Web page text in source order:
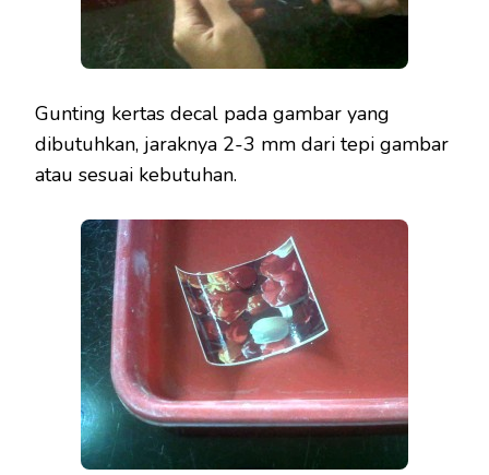
Gunting kertas decal pada gambar yang
dibutuhkan, jaraknya 2-3 mm dari tepi gambar
atau sesuai kebutuhan.